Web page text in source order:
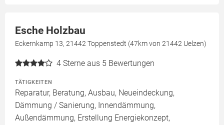
Esche Holzbau
Eckernkamp 13, 21442 Toppenstedt (47km von 21442 Uelzen)
4 Sterne aus 5 Bewertungen
TÄTIGKEITEN
Reparatur, Beratung, Ausbau, Neueindeckung,
Dämmung / Sanierung, Innendämmung,
Außendämmung, Erstellung Energiekonzept,